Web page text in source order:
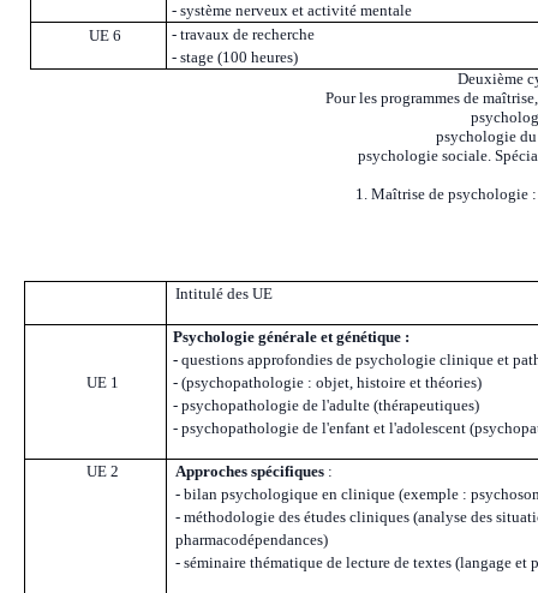
- système nerveux et activité mentale
UE 6
- travaux de recherche
- stage (100 heures)
Deuxième
Pour les programmes de
psychologie
psychologie sociale.
1. Maîtrise de psychologie
Intitulé des UE
UE 1
Psychologie générale et génétique :
- questions approfondies de psychologie clinique et
- (psychopathologie : objet, histoire et théories)
- psychopathologie de l'adulte (thérapeutiques)
- psychopathologie de l'enfant et l'adolescent
UE 2 Approches spécifiques:
- bilan psychologique en clinique (exemple :
- méthodologie des études cliniques (analyse des
pharmacodépendances)
- séminaire thématique de lecture de textes (langage et